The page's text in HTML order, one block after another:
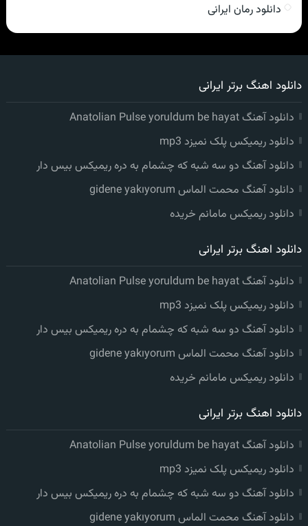
دانلود رمان ایرانی
دانلود اهنگ برتر ایرانی
دانلود آهنگ Anatolian Pulse yoruldum be hayat
دانلود ریمیکس پلک نمیزد mp3
دانلود آهنگ دو سه شبه که چشمام به دره ریمیکس بیس دار
دانلود آهنگ محمت الماس gidene yakıyorum
دانلود ریمیکس مامانم خریده
دانلود اهنگ برتر ایرانی
دانلود آهنگ Anatolian Pulse yoruldum be hayat
دانلود ریمیکس پلک نمیزد mp3
دانلود آهنگ دو سه شبه که چشمام به دره ریمیکس بیس دار
دانلود آهنگ محمت الماس gidene yakıyorum
دانلود ریمیکس مامانم خریده
دانلود اهنگ برتر ایرانی
دانلود آهنگ Anatolian Pulse yoruldum be hayat
دانلود ریمیکس پلک نمیزد mp3
دانلود آهنگ دو سه شبه که چشمام به دره ریمیکس بیس دار
دانلود آهنگ محمت الماس gidene yakıyorum